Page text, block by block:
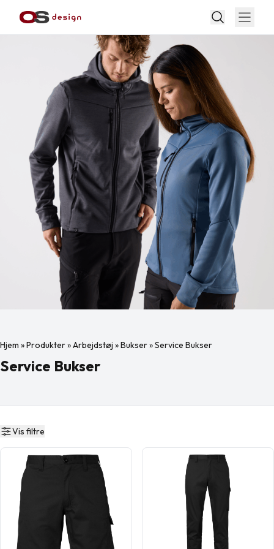
Hjem »Produkter»Arbejdstøj »Bukser»Service Bukser
Service Bukser
Vis filtre